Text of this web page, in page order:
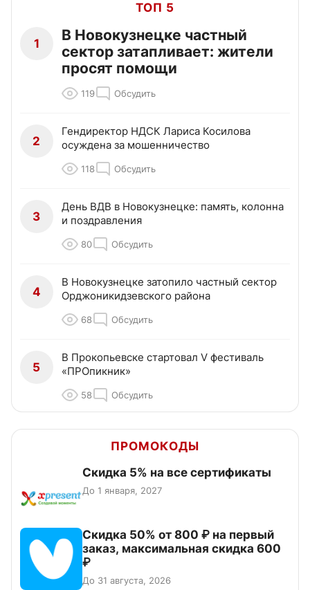
ТОП 5
1
В Новокузнецке частный
сектор затапливает: жители
просят помощи
119 Обсудить
2
Гендиректор НДСК Лариса Косилова
осуждена за мошенничество
118 Обсудить
3
День ВДВ в Новокузнецке: память, колонна
и поздравления
80 Обсудить
4
В Новокузнецке затопило частный сектор
Орджоникидзевского района
68 Обсудить
5
В Прокопьевске стартовал V фестиваль
«ПРОпикник»
58 Обсудить
ПРОМОКОДЫ
Скидка 5% на все сертификаты
До 1 января, 2027
Скидка 50% от 800 ₽ на первый
заказ, максимальная скидка 600
₽
До 31 августа, 2026